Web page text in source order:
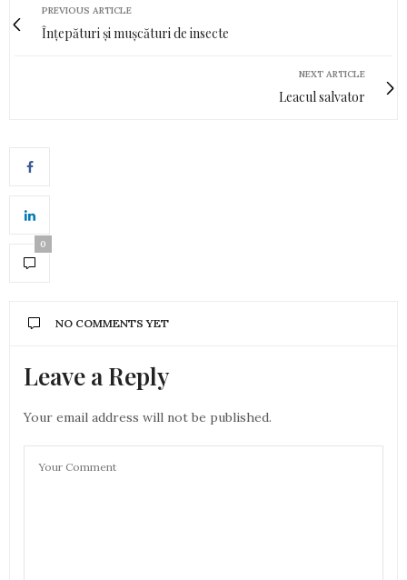
PREVIOUS ARTICLE
Înțepături și mușcături de insecte
NEXT ARTICLE
Leacul salvator
0
NO COMMENTS YET
Leave a Reply
Your email address will not be published.